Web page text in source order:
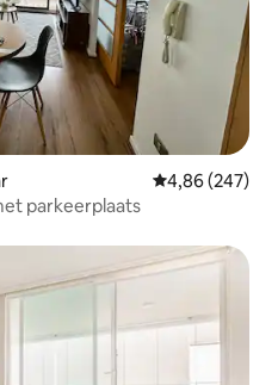
Gemiddelde
4,86 (247)
parkeerplaats